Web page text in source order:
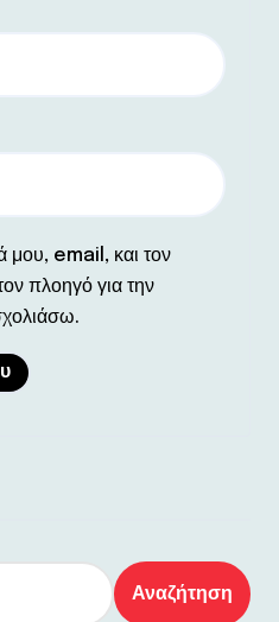
μου, email, και τον
πλοηγό για την
Αναζήτηση